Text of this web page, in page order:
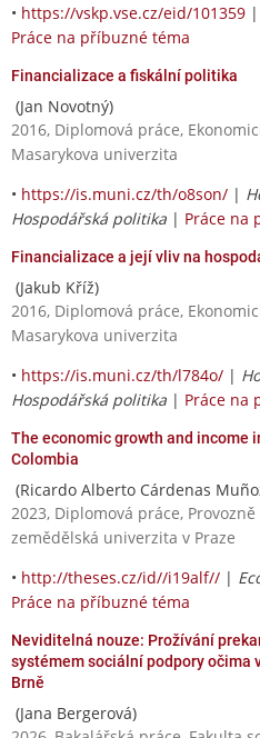
• https://vskp.vse.cz/eid/101359 |
Práce na příbuzné téma
Financializace a fiskální politika
(Jan Novotný)
2016, Diplomová práce,
Masarykova univerzita
• https://is.muni.cz/th/o8son/ |
Hospodářská politika | Práce na
Financializace a její vliv na
(Jakub Kříž)
2016, Diplomová práce,
Masarykova univerzita
• https://is.muni.cz/th/l784o/ |
Hospodářská politika | Práce na
The economic growth and income
Colombia
(Ricardo Alberto Cárdenas
2023, Diplomová práce,
zemědělská univerzita v Praze
• http://theses.cz/id//i19alf// |
Práce na příbuzné téma
Neviditelná nouze: Prožívání
systémem sociální podpory očima
Brně
(Jana Bergerová)